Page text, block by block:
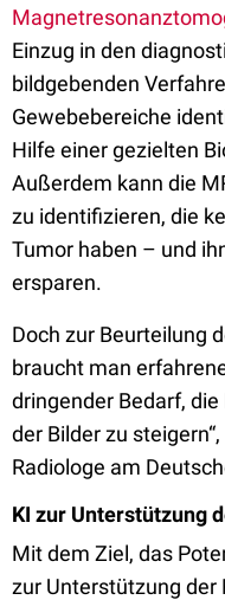
Einzug in den
bildgebenden
Gewebebereiche
Hilfe einer gezielten
Außerdem kann die
zu identifizieren, die
Tumor haben – und
ersparen.
Doch zur Beurteilung
braucht man
dringender Bedarf,
der Bilder zu
Radiologe am
KI zur Unterstützung
Mit dem Ziel, das
zur Unterstützung der